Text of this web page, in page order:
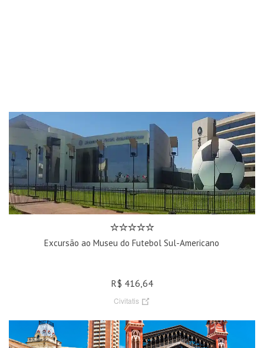
Excursão ao Museu do Futebol Sul-Americano
R$ 416,64
Civitatis